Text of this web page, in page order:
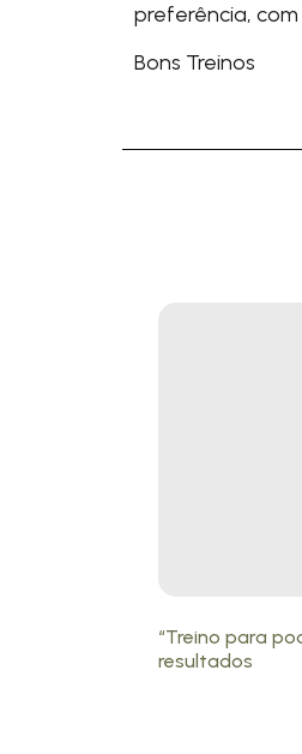
preferência,
Bons Treinos
“Treino para
resultados